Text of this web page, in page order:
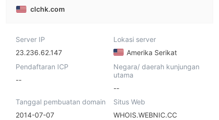
clchk.com
Server IP
23.236.62.147
Lokasi server
Amerika Serikat
Pendaftaran ICP
--
Negara/ daerah kunjungan
utama
--
Tanggal pembuatan domain
2014-07-07
Situs Web
WHOIS.WEBNIC.CC